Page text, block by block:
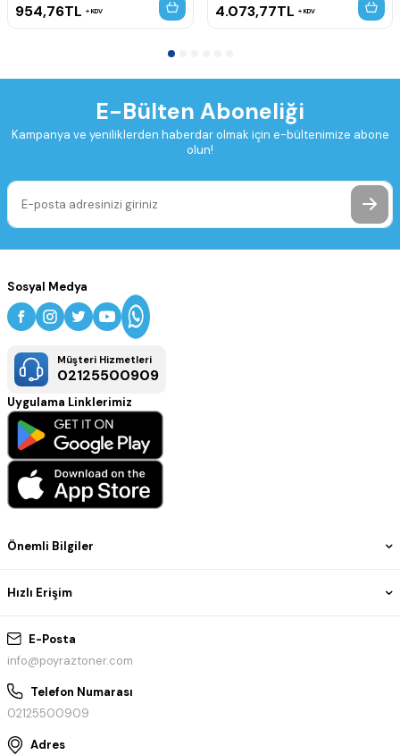
954,76TL KDV 4.073,77TL KDV
E-Bülten Aboneliği
Kampanya ve yeniliklerden haberdar olmak için e-bültenimize abone
olun!
E-Posta
info@poyraztoner.com
Telefon Numarası
02125500909
Adres
Önemli Bilgiler
Hızlı Erişim
Sosyal Medya
Müşteri Hizmetleri
02125500909
Uygulama Linklerimiz